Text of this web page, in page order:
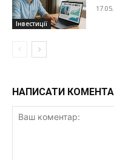
Інвестиції
НАПИСАТИ